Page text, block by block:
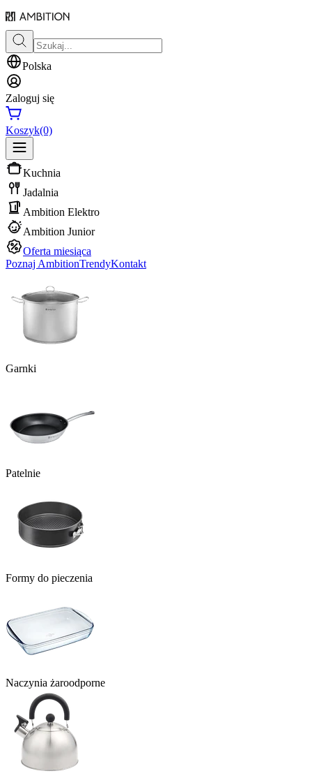
Polska
Zaloguj się
Koszyk(0)
Kuchnia
Jadalnia
Ambition Elektro
Ambition Junior
Oferta miesiąca
Poznaj AmbitionTrendyKontakt
Garnki
Patelnie
Formy do pieczenia
Naczynia żaroodporne